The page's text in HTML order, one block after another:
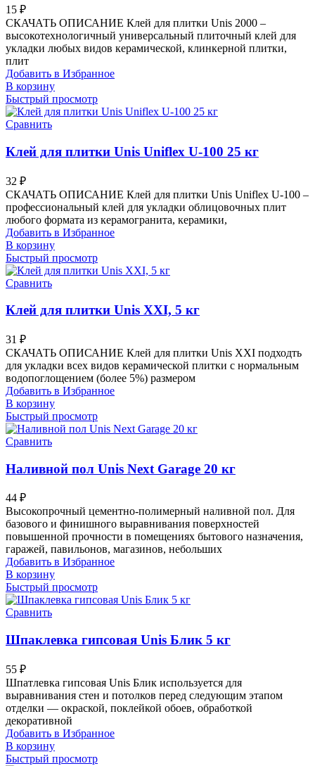
15 ₽
СКАЧАТЬ ОПИСАНИЕ Клей для плитки Unis 2000 –
высокотехнологичный универсальный плиточный клей для
укладки любых видов керамической, клинкерной плитки,
плит
Добавить в Избранное
В корзину
Быстрый просмотр
Сравнить
Клей для плитки Unis Uniflex U-100 25 кг
32 ₽
СКАЧАТЬ ОПИСАНИЕ Клей для плитки Unis Uniflex U-100 –
профессиональный клей для укладки облицовочных плит
любого формата из керамогранита, керамики,
Добавить в Избранное
В корзину
Быстрый просмотр
Сравнить
Клей для плитки Unis XXI, 5 кг
31 ₽
СКАЧАТЬ ОПИСАНИЕ Клей для плитки Unis XXI подходть
для укладки всех видов керамической плитки с нормальным
водопоглощением (более 5%) размером
Добавить в Избранное
В корзину
Быстрый просмотр
Сравнить
Наливной пол Unis Next Garage 20 кг
44 ₽
Высокопрочный цементно-полимерный наливной пол. Для
базового и финишного выравнивания поверхностей
повышенной прочности в помещениях бытового назначения,
гаражей, павильонов, магазинов, небольших
Добавить в Избранное
В корзину
Быстрый просмотр
Сравнить
Шпаклевка гипсовая Unis Блик 5 кг
55 ₽
Шпатлевка гипсовая Unis Блик используется для
выравнивания стен и потолков перед следующим этапом
отделки — окраской, поклейкой обоев, обработкой
декоративной
Добавить в Избранное
В корзину
Быстрый просмотр